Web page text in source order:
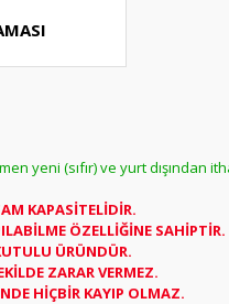
yeni (sıfır) ve yurt dışından
KAPASİTELİDİR.
ÖZELLİĞİNE SAHİPTİR.
ÜRÜNDÜR.
ZARAR VERMEZ.
HİÇBİR KAYIP OLMAZ.